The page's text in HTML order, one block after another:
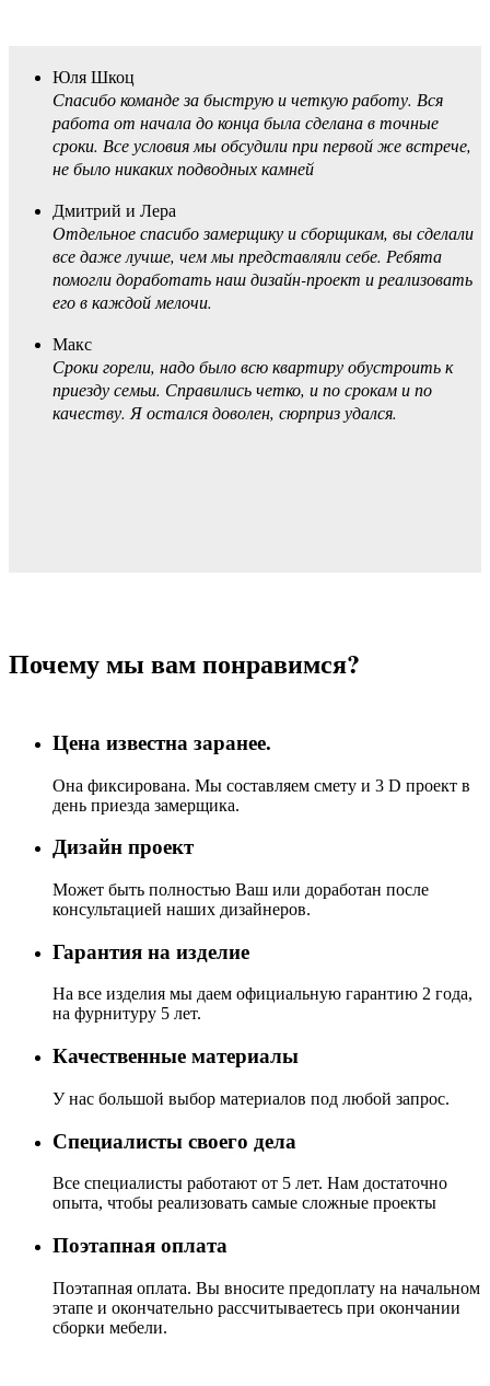
Юля Шкоц
Спасибо команде за быструю и четкую работу. Вся
работа от начала до конца была сделана в точные
сроки. Все условия мы обсудили при первой же встрече,
не было никаких подводных камней
Дмитрий и Лера
Отдельное спасибо замерщику и сборщикам, вы сделали
все даже лучше, чем мы представляли себе. Ребята
помогли доработать наш дизайн-проект и реализовать
его в каждой мелочи.
Макс
Сроки горели, надо было всю квартиру обустроить к
приезду семьи. Справились четко, и по срокам и по
качеству. Я остался доволен, сюрприз удался.
Почему мы вам понравимся?
Цена известна заранее.
Она фиксирована. Мы составляем смету и 3 D проект в
день приезда замерщика.
Дизайн проект
Может быть полностью Ваш или доработан после
консультацией наших дизайнеров.
Гарантия на изделие
На все изделия мы даем официальную гарантию 2 года,
на фурнитуру 5 лет.
Качественные материалы
У нас большой выбор материалов под любой запрос.
Специалисты своего дела
Все специалисты работают от 5 лет. Нам достаточно
опыта, чтобы реализовать самые сложные проекты
Поэтапная оплата
Поэтапная оплата. Вы вносите предоплату на начальном
этапе и окончательно рассчитываетесь при окончании
сборки мебели.